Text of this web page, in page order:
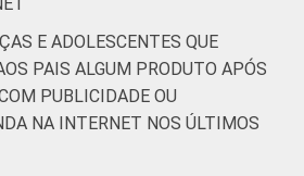
De 15 a 17
anos
E ADOLESCENTES QUE
PAIS ALGUM PRODUTO APÓS
PUBLICIDADE OU
NA INTERNET NOS ÚLTIMOS